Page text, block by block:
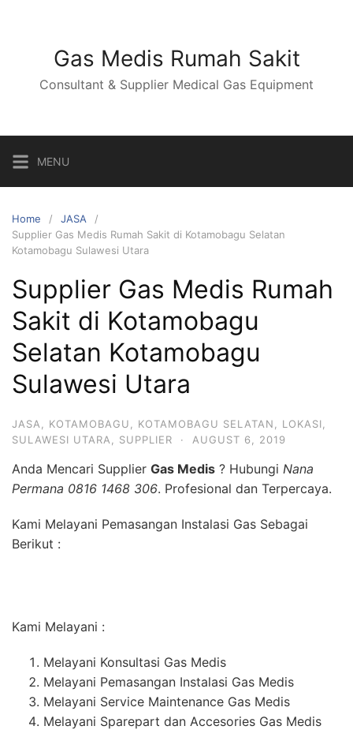
Gas Medis Rumah Sakit
Consultant & Supplier Medical Gas Equipment
MENU
Home
JASA
Supplier Gas Medis Rumah Sakit di Kotamobagu Selatan
Kotamobagu Sulawesi Utara
Supplier Gas Medis Rumah
Sakit di Kotamobagu
Selatan Kotamobagu
Sulawesi Utara
JASA KOTAMOBAGU KOTAMOBAGU SELATAN LOKASI
SULAWESI UTARA
SUPPLIER · AUGUST 6, 2019
Anda Mencari Supplier Gas Medis ? Hubungi Nana
Permana 0816 1468 306. Profesional dan Terpercaya.
Kami Melayani Pemasangan Instalasi Gas Sebagai
Berikut :
Kami Melayani :
Melayani Konsultasi Gas Medis
Melayani Pemasangan Instalasi Gas Medis
Melayani Service Maintenance Gas Medis
Melayani Sparepart dan Accesories Gas Medis